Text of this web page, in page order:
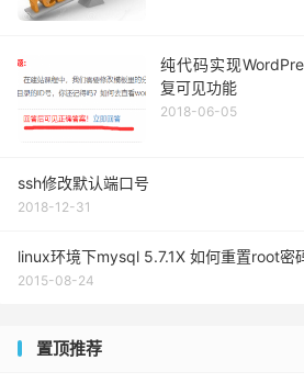
纯代码实现
复可见功能
2018-06-05
ssh修改默认端口号
2018-12-31
linux环境下mysql 5.7.1X 如何重置root密
2015-08-24
置顶推荐